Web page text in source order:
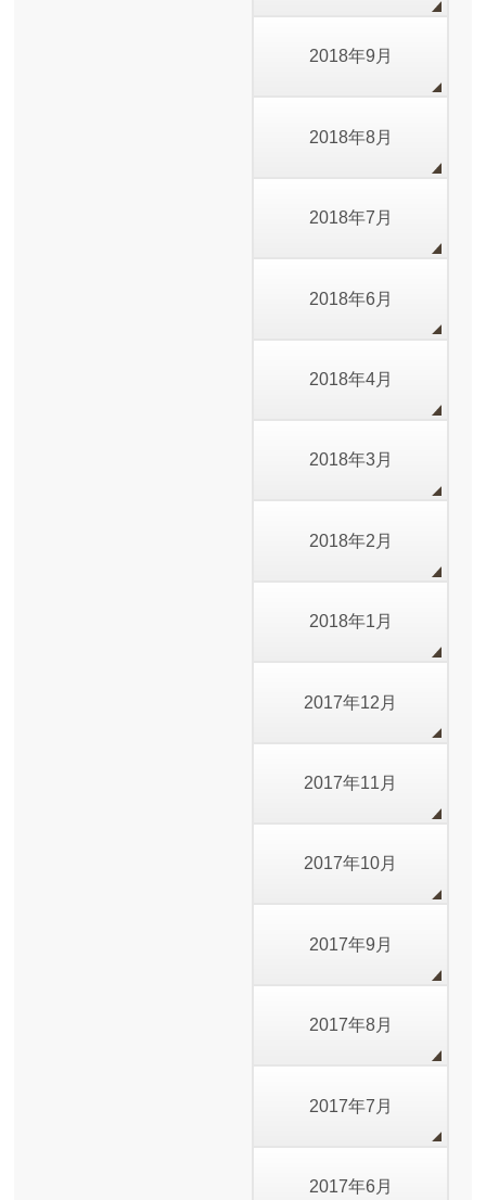
2018年9月
2018年8月
2018年7月
2018年6月
2018年4月
2018年3月
2018年2月
2018年1月
2017年12月
2017年11月
2017年10月
2017年9月
2017年8月
2017年7月
2017年6月